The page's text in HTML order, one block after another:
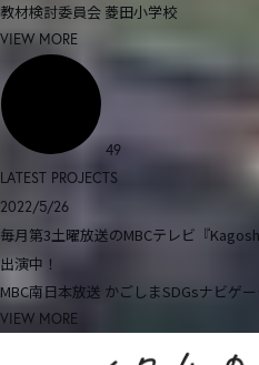
教材検討委員会 菱田小学校
VIEW MORE
49
LATEST PROJECTS
2022/5/26
毎月第3土曜放送のMBCテレビ『
出演中！
MBC南日本放送 かごしまSDGsナビゲ
VIEW MORE